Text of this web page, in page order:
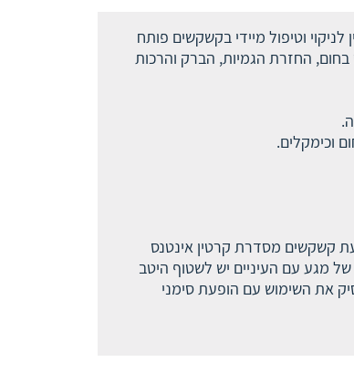
וטיפול מיידי בקשקשים פותח
בחום, החזרת הגמיות, הברק והרכות
קשקשים מסדרת קרטין אינטנס
מגע עם העיניים יש לשטוף היטב
את השימוש עם הופעת סימני